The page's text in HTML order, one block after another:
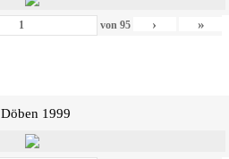
von 95 › »
Döben 1999